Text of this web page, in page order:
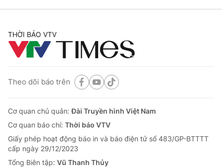
THỜI BÁO VTV
Theo dõi báo trên
Cơ quan chủ quản:Đài Truyền hình Việt Nam
Cơ quan báo chí: Thời báo VTV
Giấy phép hoạt động báo in và báo điện tử số 483/GP-BTTTT
cấp ngày 29/12/2023
Tổng Biên tập: Vũ Thanh Thủy